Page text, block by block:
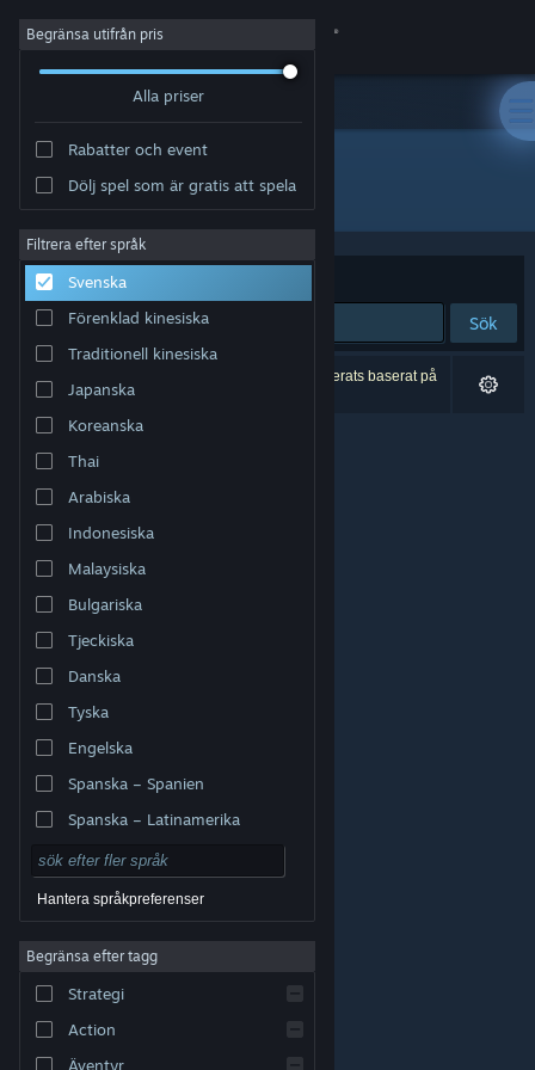
Logga in
Om
Support
Byt språk
Skaffa Steams mobilapp
Se skrivbordswebbplats
varumärken tillhör respektive ägare i USA och andra
Tillgänglighet
Återbetalningar|
Begränsa utifrån pris
Alla priser
Rabatter och event
Dölj spel som är gratis att spela
Filtrera efter språk
Svenska
Förenklad kinesiska
Traditionell kinesiska
Japanska
Koreanska
Thai
Arabiska
Indonesiska
Malaysiska
Bulgariska
Tjeckiska
Danska
Tyska
Engelska
Spanska – Spanien
Spanska – Latinamerika
Hantera språkpreferenser
Begränsa efter tagg
Strategi
Action
Äventyr
Utvecklare: Joker Studio
Sortera efter Relevans
Sök
0 träffar matchade din sökning. 1 titel har exkluderats baserat på
dina preferenser.